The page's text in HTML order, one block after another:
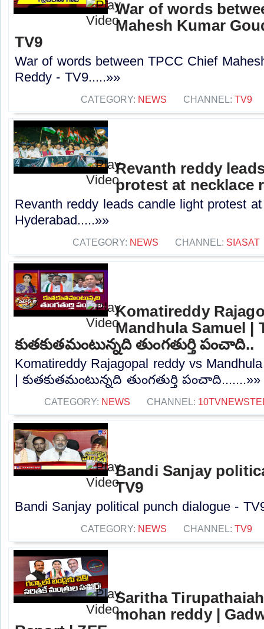
War of words
Mahesh Kumar
TV9
War of words between TPCC Chief
Reddy - TV9.....»»
CATEGORY: NEWS CHANNEL: TV9
Revanth reddy
protest at necklace
Revanth reddy leads candle light protest
Hyderabad.....»»
CATEGORY: NEWS CHANNEL: SIASAT
Komatireddy
Mandhula Samuel |
కుతకుతమంటున్నది తుంగతుర్తి పంచాది..
Komatireddy Rajagopal reddy vs
| కుతకుతమంటున్నది తుంగతుర్తి పంచాది.......»»
CATEGORY: NEWS CHANNEL:
Bandi Sanjay
TV9
Bandi Sanjay political punch dialogue -
CATEGORY: NEWS CHANNEL: TV9
Saritha
mohan reddy |